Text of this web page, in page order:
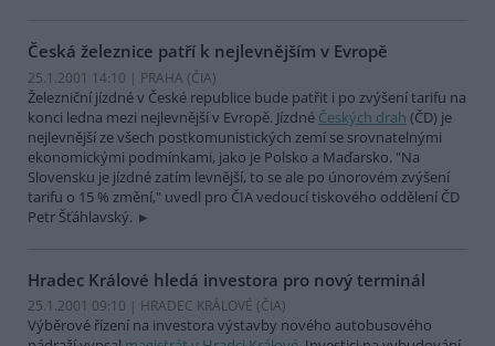
Česká železnice patří k nejlevnějším v Evropě
25.1.2001 14:10 | PRAHA (ČIA)
Železniční jízdné v České republice bude patřit i po zvýšení tarifu na
konci ledna mezi nejlevnější v Evropě. Jízdné Českých drah (ČD) je
nejlevnější ze všech postkomunistických zemí se srovnatelnými
ekonomickými podmínkami, jako je Polsko a Maďarsko. "Na
Slovensku je jízdné zatím levnější, to se ale po únorovém zvýšení
tarifu o 15 % změní," uvedl pro ČIA vedoucí tiskového oddělení ČD
Petr Šťáhlavský.
Hradec Králové hledá investora pro nový terminál
25.1.2001 09:10 | HRADEC KRÁLOVÉ (ČIA)
Výběrové řízení na investora výstavby nového autobusového